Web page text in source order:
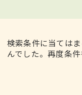
検索条件に当ては
んでした。再度条